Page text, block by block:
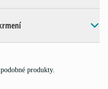
produkty.